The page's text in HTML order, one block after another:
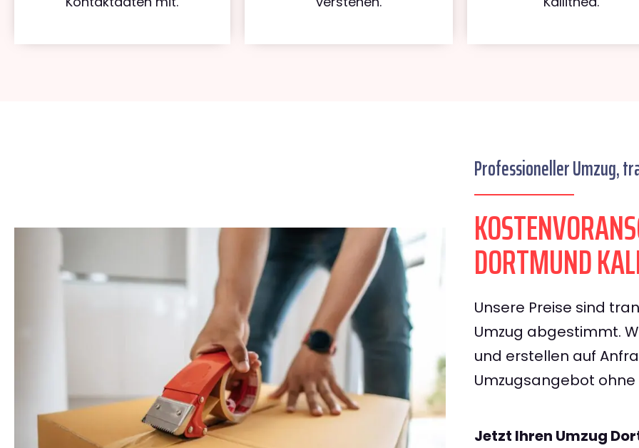
Professioneller Umzug,
DORTMUND
Unsere Preise sind
Umzug abgestimmt.
und erstellen auf
Umzugsangebot
Jetzt Ihren Umzug